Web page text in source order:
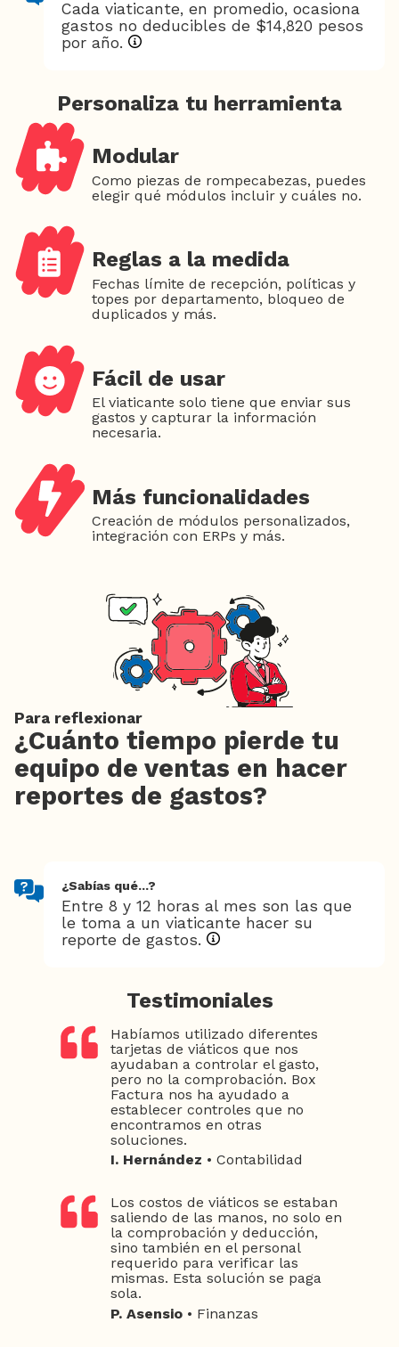
Cada viaticante, en promedio, ocasiona
gastos no deducibles de $14,820 pesos
por año.
Personaliza tu herramienta
Modular
Como piezas de rompecabezas, puedes
elegir qué módulos incluir y cuáles no.
Reglas a la medida
Fechas límite de recepción, políticas y
topes por departamento, bloqueo de
duplicados y más.
Fácil de usar
El viaticante solo tiene que enviar sus
gastos y capturar la información
necesaria.
Más funcionalidades
Creación de módulos personalizados,
integración con ERPs y más.
Para reflexionar
¿Cuánto tiempo pierde tu
equipo de ventas en hacer
reportes de gastos?
¿Sabías qué...?
Entre 8 y 12 horas al mes son las que
le toma a un viaticante hacer su
reporte de gastos.
Testimoniales
Habíamos utilizado diferentes
tarjetas de viáticos que nos
ayudaban a controlar el gasto,
pero no la comprobación. Box
Factura nos ha ayudado a
establecer controles que no
encontramos en otras
soluciones.
I. Hernández • Contabilidad
Los costos de viáticos se estaban
saliendo de las manos, no solo en
la comprobación y deducción,
sino también en el personal
requerido para verificar las
mismas. Esta solución se paga
sola.
P. Asensio • Finanzas